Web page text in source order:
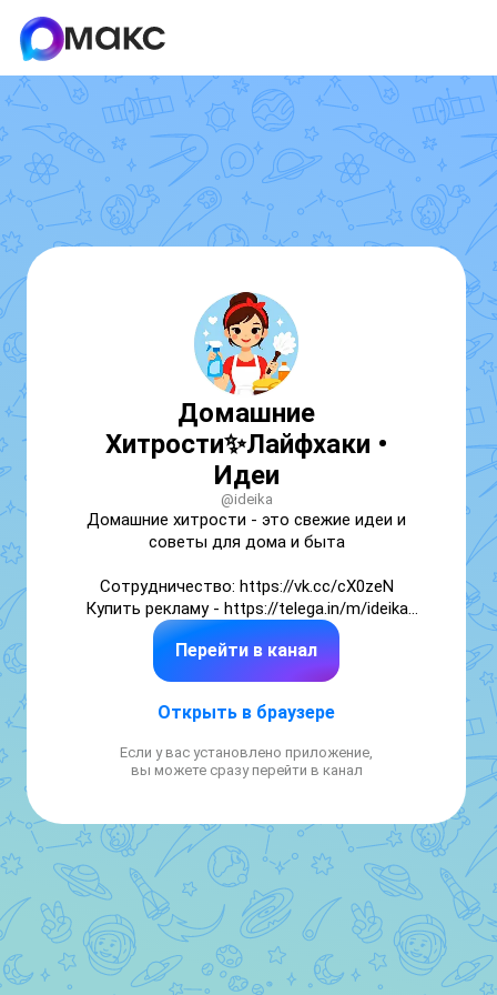
Домашние
Хитрости✨Лайфхаки •
Идеи
@ideika
Домашние хитрости - это свежие идеи и
советы для дома и быта
Сотрудничество: https://vk.cc/cX0zeN
Купить рекламу - https://telega.in/m/ideika
Все права на видео принадлежат их
владельцам и мы не претендуем на их
Перейти в канал
Открыть в браузере
Если у вас установлено приложение,
вы можете сразу перейти в канал